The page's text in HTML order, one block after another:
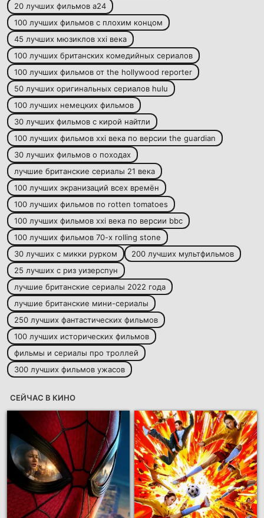
20 лучших фильмов a24
100 лучших фильмов с плохим концом
45 лучших мюзиклов xxi века
100 лучших британских комедийных сериалов
100 лучших фильмов от the hollywood reporter
50 лучших оригинальных сериалов hulu
100 лучших немецких фильмов
30 лучших фильмов с кирой найтли
100 лучших фильмов xxi века по версии the guardian
30 лучших фильмов о походах
лучшие британские сериалы 21 века
100 лучших экранизаций всех времён
100 лучших фильмов по rotten tomatoes
100 лучших фильмов xxi века по версии bbc
100 лучших фильмов 70-х rolling stone
30 лучших с микки рурком
200 лучших мультфильмов
25 лучших с риз уизерспун
лучшие британские сериалы 2022 года
лучшие британские мини-сериалы
250 лучших фантастических фильмов
100 лучших исторических фильмов
фильмы и сериалы про троллей
300 лучших фильмов ужасов
СЕЙЧАС В КИНО